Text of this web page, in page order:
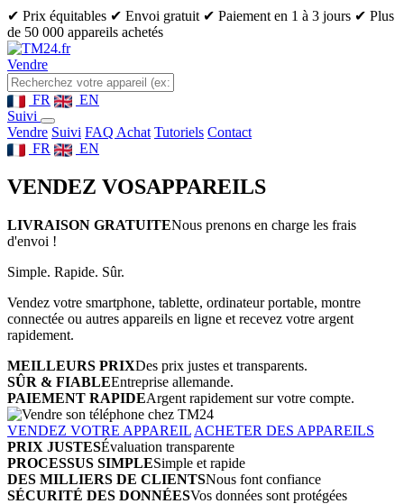
✔ Prix équitables ✔ Envoi gratuit ✔ Paiement en 1 à 3 jours ✔ Plus
de 50 000 appareils achetés
Vendre
FR
EN
Suivi
Vendre Suivi FAQ Achat Tutoriels Contact
FR
EN
VENDEZ VOSAPPAREILS
LIVRAISON GRATUITENous prenons en charge les frais
d'envoi !
Simple. Rapide. Sûr.
Vendez votre smartphone, tablette, ordinateur portable, montre
connectée ou autres appareils en ligne et recevez votre argent
rapidement.
MEILLEURS PRIXDes prix justes et transparents.
SÛR & FIABLEEntreprise allemande.
PAIEMENT RAPIDEArgent rapidement sur votre compte.
VENDEZ VOTRE APPAREIL ACHETER DES APPAREILS
PRIX JUSTESÉvaluation transparente
PROCESSUS SIMPLESimple et rapide
DES MILLIERS DE CLIENTSNous font confiance
SÉCURITÉ DES DONNÉESVos données sont protégées